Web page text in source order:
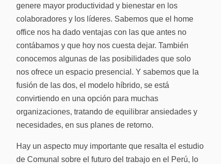
genere mayor productividad y bienestar en los
colaboradores y los líderes. Sabemos que el home
office nos ha dado ventajas con las que antes no
contábamos y que hoy nos cuesta dejar. También
conocemos algunas de las posibilidades que solo
nos ofrece un espacio presencial. Y sabemos que la
fusión de las dos, el modelo híbrido, se está
convirtiendo en una opción para muchas
organizaciones, tratando de equilibrar ansiedades y
necesidades, en sus planes de retorno.
Hay un aspecto muy importante que resalta el estudio
de Comunal sobre el futuro del trabajo en el Perú, lo